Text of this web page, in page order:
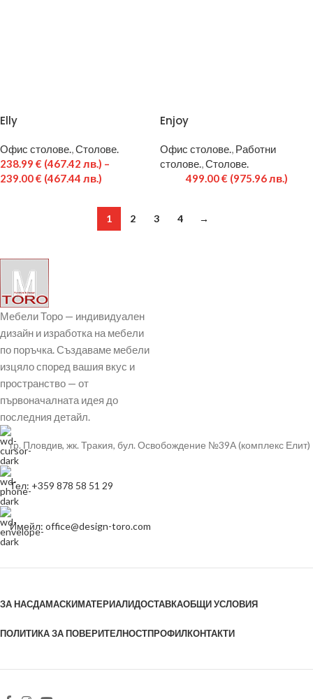
Elly
Офис столове.,Столове.
238.99 € (467.42 лв.) –
239.00€ (467.44 лв.)
Enjoy
Офис столове., Работни
столове.,Столове.
499.00€ (975.96 лв.)
1 2 3 4 →
Мебели Торо — индивидуален
дизайн и изработка на мебели
по поръчка. Създаваме мебели
изцяло според вашия вкус и
пространство — от
първоначалната идея до
последния детайл.
гр. Пловдив, жк. Тракия, бул. Освобождение №39А (комплекс Елит)
Тел: +359 878 58 51 29
Имейл: office@design-toro.com
ЗА НАСДАМАСКИМАТЕРИАЛИДОСТАВКАОБЩИ УСЛОВИЯ
ПОЛИТИКА ЗА ПОВЕРИТЕЛНОСТПРОФИЛКОНТАКТИ